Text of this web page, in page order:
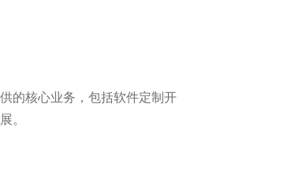
的核心业务，包括软件定制开
。